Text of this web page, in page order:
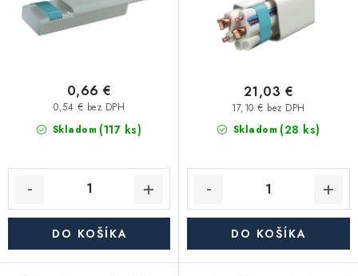
Akcie, Zľavy
Poštovné a doprava
Obchodné podmienky
Reklamačné podmienky
Podmienky ochrany osobných údajov
Skladom (117 ks)
0,54 € bez DPH
0,66 €
DO KOŠÍKA
Skladom (28 ks)
17,10 € bez DPH
21,03 €
DO KOŠÍKA